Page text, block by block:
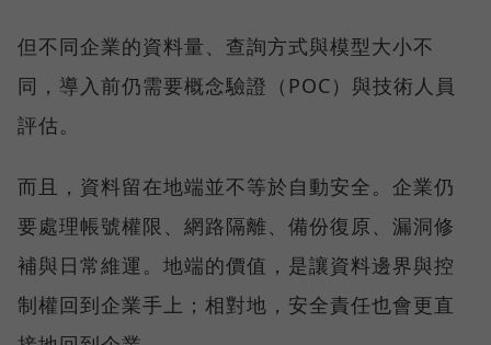
但不同企業的資料量、查詢方式與模型大小不
同，導入前仍需要概念驗證（POC）與技術人員
評估。
而且，資料留在地端並不等於自動安全。企業仍
要處理帳號權限、網路隔離、備份復原、漏洞修
補與日常維運。地端的價值，是讓資料邊界與控
制權回到企業手上；相對地，安全責任也會更直